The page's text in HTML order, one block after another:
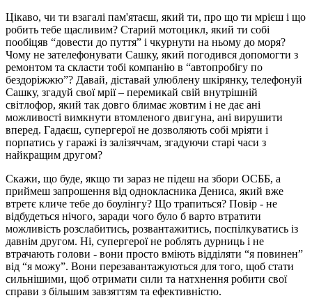
Цікаво, чи ти взагалі пам'ятаєш, який ти, про що ти мрієш і що
робить тебе щасливим? Старий мотоцикл, який ти собі
пообіцяв “довести до пуття” і чкурнути на ньому до моря?
Чому не зателефонувати Сашку, який погодився допомогти з
ремонтом та скласти тобі компанію в “автопробігу по
бездоріжжю”? Давай, діставай улюблену шкірянку, телефонуй
Сашку, згадуй свої мрії – перемикай свій внутрішній
світлофор, який так довго блимає жовтим і не дає ані
можливості вимкнути втомленого двигуна, ані вирушити
вперед. Гадаєш, супергерої не дозволяють собі мріяти і
порпатись у гаражі із залізяччам, згадуючи старі часи з
найкращим другом?
Скажи, що буде, якщо ти зараз не підеш на збори ОСББ, а
приймеш запрошення від однокласника Дениса, який вже
втретє кличе тебе до боулінгу? Що трапиться? Повір - не
відбудеться нічого, заради чого було б варто втратити
можливість розслабитись, розвантажитись, поспілкуватись із
давнім другом. Ні, супергерої не роблять дурниць і не
втрачають голови - вони просто вміють відділяти “я повинен”
від “я можу”. Вони перезавантажуються для того, щоб стати
сильнішими, щоб отримати сили та натхнення робити свої
справи з більшим завзяттям та ефективністю.